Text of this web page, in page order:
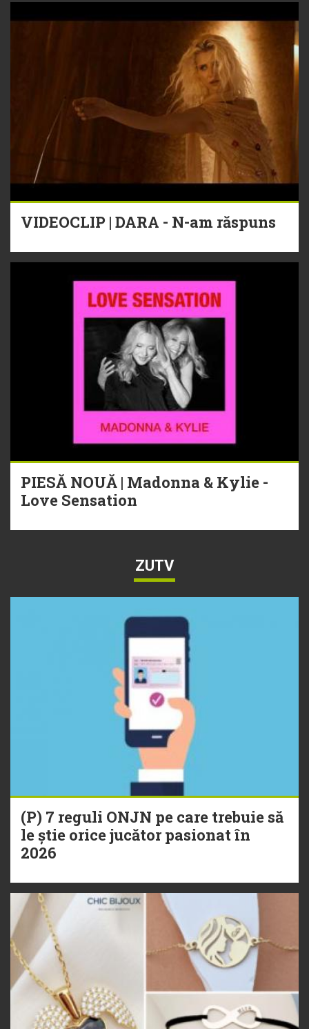
VIDEOCLIP | DARA - N-am răspuns
PIESĂ NOUĂ | Madonna & Kylie -
Love Sensation
ZUTV
(P) 7 reguli ONJN pe care trebuie să
le știe orice jucător pasionat în
2026